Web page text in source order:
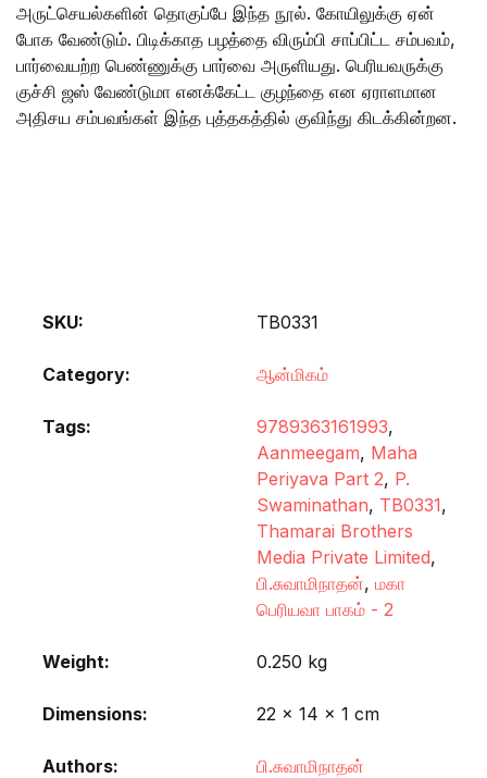
அருட்செயல்களின் தொகுப்பே இந்த நூல். கோயிலுக்கு ஏன்
போக வேண்டும். பிடிக்காத பழத்தை விரும்பி சாப்பிட்ட சம்பவம்,
பார்வையற்ற பெண்ணுக்கு பார்வை அருளியது. பெரியவருக்கு
குச்சி ஜஸ் வேண்டுமா எனக்கேட்ட குழந்தை என ஏராளமான
அதிசய சம்பவங்கள் இந்த புத்தகத்தில் குவிந்து கிடக்கின்றன.
SKU: TB0331
Category: ஆன்மிகம்
Tags: 9789363161993,
Aanmeegam, Maha
Periyava Part 2, P.
Swaminathan, TB0331,
Thamarai Brothers
Media Private Limited,
பி.சுவாமிநாதன், மகா
பெரியவா பாகம் - 2
Weight 0.250 kg
Dimensions 22 × 14 × 1 cm
Authors பி.சுவாமிநாதன்